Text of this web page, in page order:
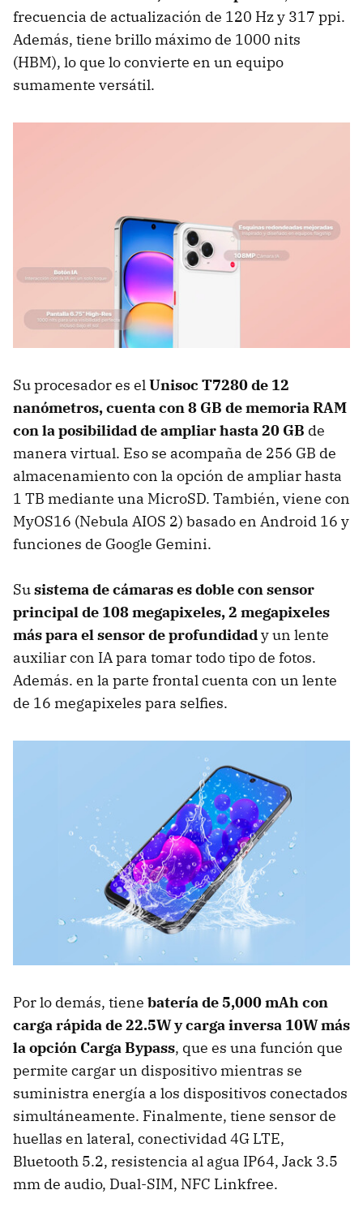
frecuencia de actualización de 120 Hz y 317 ppi.
Además, tiene brillo máximo de 1000 nits
(HBM), lo que lo convierte en un equipo
sumamente versátil.
Su procesador es elUnisoc T7280 de 12
nanómetros, cuenta con 8 GB de memoria RAM
con la posibilidad de ampliar hasta 20 GB de
manera virtual. Eso se acompaña de 256 GB de
almacenamiento con la opción de ampliar hasta
1 TB mediante una MicroSD. También, viene con
MyOS16 (Nebula AIOS 2) basado en Android 16 y
funciones de Google Gemini.
Susistema de cámaras es doble con sensor
principal de 108 megapixeles, 2 megapixeles
más para el sensor de profundidady un lente
auxiliar con IA para tomar todo tipo de fotos.
Además. en la parte frontal cuenta con un lente
de 16 megapixeles para selfies.
Por lo demás, tiene batería de5,000 mAh con
carga rápida de 22.5W y carga inversa 10Wmás
la opción Carga Bypass, que es una función que
permite cargar un dispositivo mientras se
suministra energía a los dispositivos conectados
simultáneamente. Finalmente, tiene sensor de
huellas en lateral, conectividad 4G LTE,
Bluetooth 5.2, resistencia al agua IP64, Jack 3.5
mm de audio, Dual-SIM, NFC Linkfree.